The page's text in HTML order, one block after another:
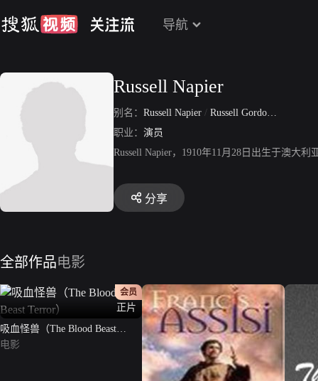
导航
Russell Napier
别名： Russell Napier / Russell Gordon Napier
职业： 演员
Russell Napier，1910年11月28日出生于澳大
分享
全部作品电影
正片
会员
吸血怪兽（The Blood Beast
Terror）
电影